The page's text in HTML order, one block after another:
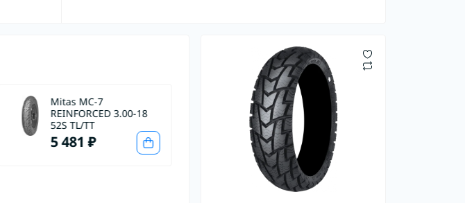
Mitas MC-7
REINFORCED 3.00-18
52S TL/TT
5 481 ₽